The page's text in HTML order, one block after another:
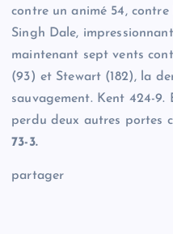
contre un animé 54, contre
Singh Dale,
maintenant sept vents
(93) et Stewart (182), la
sauvagement. Kent 424-9.
perdu deux autres portes
73-3.
partager